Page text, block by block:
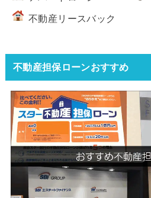
不動産リースバック
不動産担保ローンおすすめ